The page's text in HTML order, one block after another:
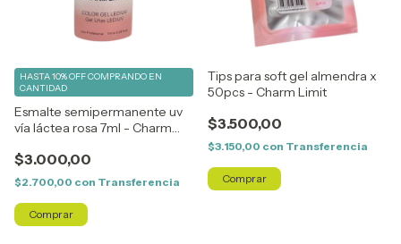
Esmalte semipermanente uv
vía láctea rosa 7ml - Charm
$3.000,00
HASTA 10% OFFCOMPRANDO EN
CANTIDAD
$2.700,00 con Transferencia
Tips para soft gel almendra x
50pcs - Charm Limit
$3.500,00
$3.150,00 con Transferencia